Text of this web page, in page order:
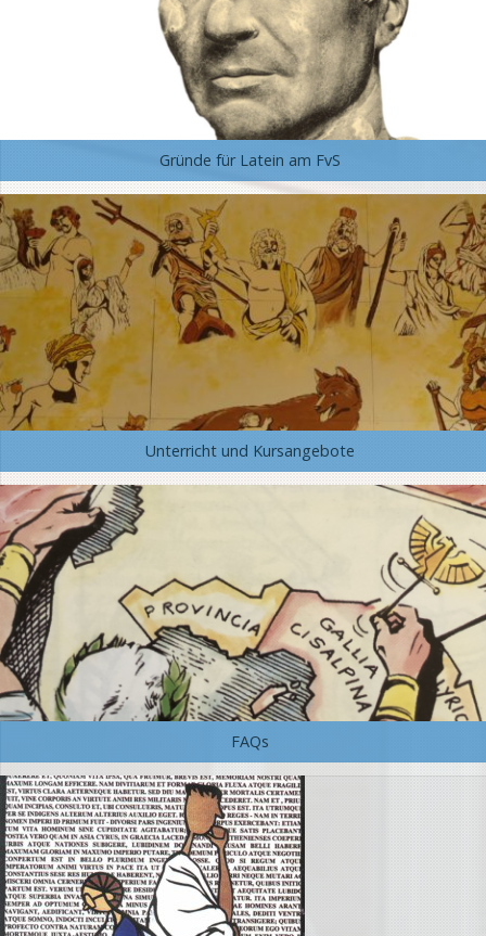
Gründe für Latein am FvS
Unterricht und Kursangebote
FAQs